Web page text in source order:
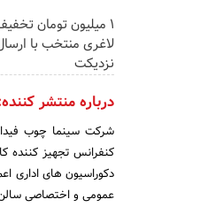
۱ میلیون تومان
لاغری منتخب با
نزدیکت
درباره منتشر
شرکت سینما چوب
کنفرانس تجهیز کننده
دکوراسیون های اداری
عمومی و اختصاصی